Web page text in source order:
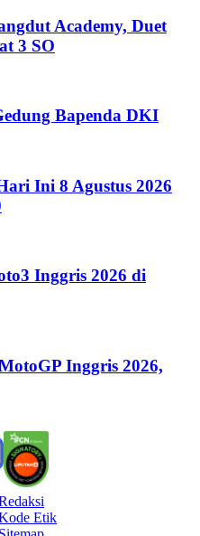
Academy, Duet
3 SO
Bapenda DKI
Ini 8 Agustus 2026
Inggris 2026 di
Inggris 2026,
Etik